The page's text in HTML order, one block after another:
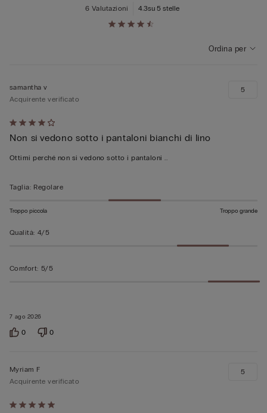
4.3su 5 stelle
6 Valutazioni
Ordina per
Valutato
4
su
7 ago 2026
samantha v
Acquirente verificato
Non si vedono sotto i pantaloni bianchi di lino
Ottimi perché non si vedono sotto i pantaloni ..
5
Taglia: Regolare
Troppo piccola Troppo grande
Qualità: 4/5
Comfort: 5/5
0 0
Valutato
Myriam F
Acquirente verificato
5